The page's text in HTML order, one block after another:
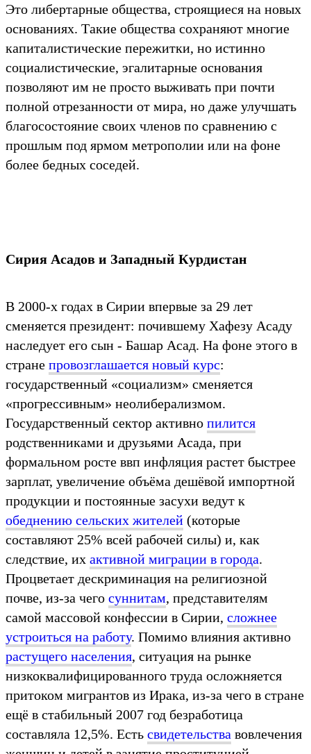
Это либертарные общества, строящиеся на новых
основаниях. Такие общества сохраняют многие
капиталистические пережитки, но истинно
социалистические, эгалитарные основания
позволяют им не просто выживать при почти
полной отрезанности от мира, но даже улучшать
благосостояние своих членов по сравнению с
прошлым под ярмом метрополии или на фоне
более бедных соседей.
Сирия Асадов и Западный Курдистан
В 2000-х годах в Сирии впервые за 29 лет
сменяется президент: почившему Хафезу Асаду
наследует его сын - Башар Асад. На фоне этого в
стране провозглашается новый курс:
государственный «социализм» сменяется
«прогрессивным» неолиберализмом.
Государственный сектор активно пилится
родственниками и друзьями Асада, при
формальном росте ввп инфляция растет быстрее
зарплат, увеличение объёма дешёвой импортной
продукции и постоянные засухи ведут к
обеднению сельских жителей (которые
составляют 25% всей рабочей силы) и, как
следствие, их активной миграции в города.
Процветает дескриминация на религиозной
почве, из-за чего суннитам, представителям
самой массовой конфессии в Сирии, сложнее
устроиться на работу. Помимо влияния активно
растущего населения, ситуация на рынке
низкоквалифицированного труда осложняется
притоком мигрантов из Ирака, из-за чего в стране
ещё в стабильный 2007 год безработица
составляла 12,5%. Есть свидетельства вовлечения